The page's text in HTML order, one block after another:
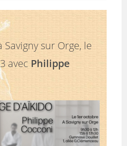
publication :
sur Orge, le
avec Philippe